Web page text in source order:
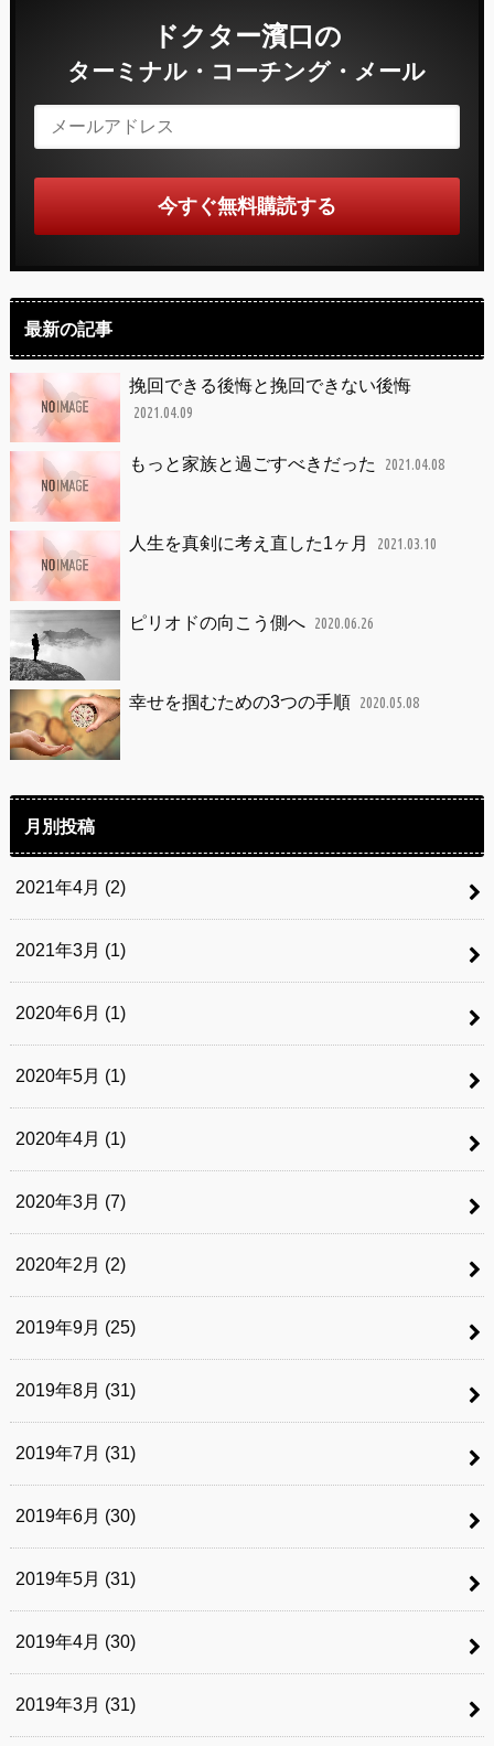
ドクター濱口の
ターミナル・コーチング・メール
最新の記事
挽回できる後悔と挽回できない後悔
2021.04.09
もっと家族と過ごすべきだった 2021.04.08
人生を真剣に考え直した1ヶ月 2021.03.10
ピリオドの向こう側へ 2020.06.26
幸せを掴むための3つの手順 2020.05.08
月別投稿
2021年4月 (2)
2021年3月 (1)
2020年6月 (1)
2020年5月 (1)
2020年4月 (1)
2020年3月 (7)
2020年2月 (2)
2019年9月 (25)
2019年8月 (31)
2019年7月 (31)
2019年6月 (30)
2019年5月 (31)
2019年4月 (30)
2019年3月 (31)